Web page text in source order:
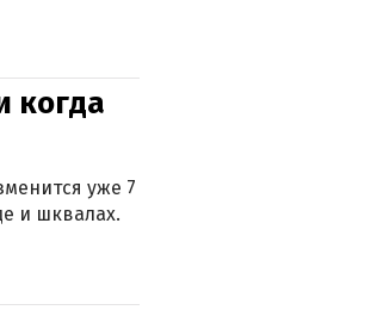
когда
уже 7
и шквалах.